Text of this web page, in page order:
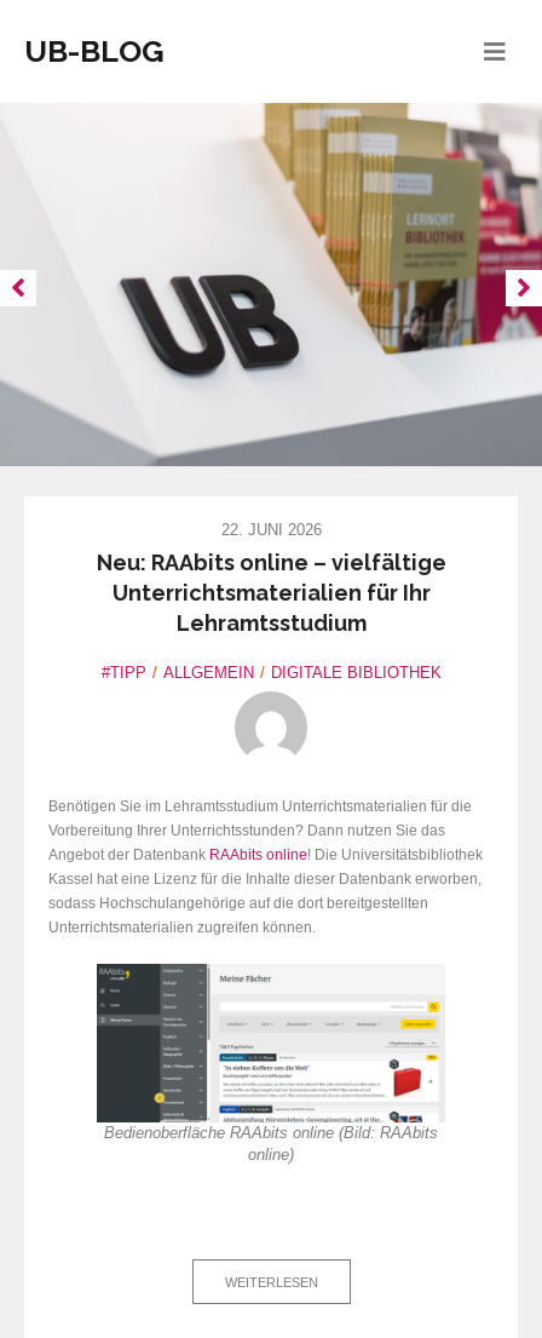
UB-BLOG
22. JUNI 2026
Neu: RAAbits online – vielfältige
Unterrichtsmaterialien für Ihr
Lehramtsstudium
#TIPP ALLGEMEIN DIGITALE BIBLIOTHEK
Benötigen Sie im Lehramtsstudium Unterrichtsmaterialien für die
Vorbereitung Ihrer Unterrichtsstunden? Dann nutzen Sie das
Angebot der Datenbank RAAbits online! Die Universitätsbibliothek
Kassel hat eine Lizenz für die Inhalte dieser Datenbank erworben,
sodass Hochschulangehörige auf die dort bereitgestellten
Unterrichtsmaterialien zugreifen können.
Bedienoberfläche RAAbits online (Bild: RAAbits
online)
WEITERLESEN